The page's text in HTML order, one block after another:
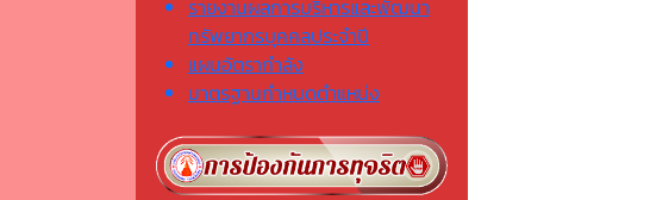
รายงานผลการบริหารและพัฒนา
ทรัพยากรบุคคลประจำปี
แผนอัตรากำลัง
มาตรฐานกำหนดตำแหน่ง